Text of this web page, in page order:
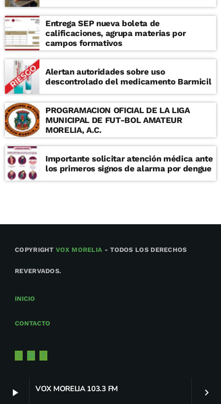
play_arrow VOX MORELIA 103.3 FM keyboard_arrow_right
Entrega SEP nueva boleta de
calificaciones, agrupa materias por
campos formativos
Alertan autoridades sobre uso
descontrolado del medicamento Barmicil
PROGRAMACION OFICIAL DE LA LIGA
MUNICIPAL DE FUT-BOL AMATEUR
MORELIA, A.C.
Importante solicitar atención médica ante
los primeros signos de alarma por dengue
COPYRIGHTVOX MORELIA - TODOS LOS DERECHOS
REVERVADOS.
INICIO
CONTACTO